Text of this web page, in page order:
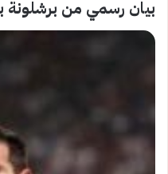
بيان رسمي من